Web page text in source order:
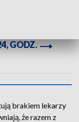
GODZ.
brakiem lekarzy
że razem z